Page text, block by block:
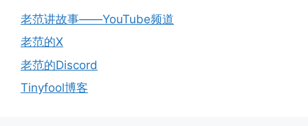
老范讲故事——YouTube频道
老范的X
老范的Discord
Tinyfool博客